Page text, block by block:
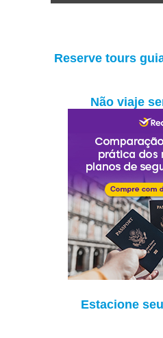
Reserve tours
Não viaje
Estacione